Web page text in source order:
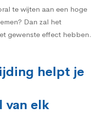
te wijten aan een hoge
Dan zal het
gewenste effect hebben.
helpt je
van elk